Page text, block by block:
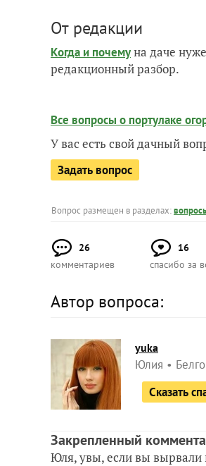
От редакции
Когда и почемуна даче
редакционный разбор.
Все вопросы о портулаке
У вас есть свой дачный
Задать вопрос
Вопрос размещен в разделах:
26
комментариев
16
спасибо за
Автор вопроса:
yuka
Юлия
Сказать
Закрепленный
Юля, увы, если вы вырвали